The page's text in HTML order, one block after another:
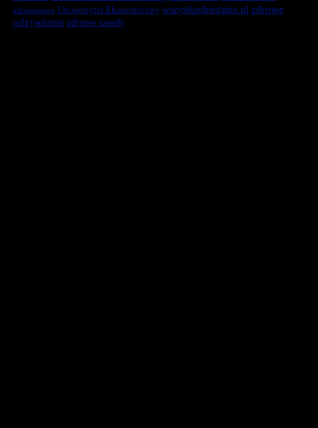
ultramaraton Uniwersytet Ekonomiczny wszystkoobieganiu.pl zdrowe
odżywianie zdrowe zasady